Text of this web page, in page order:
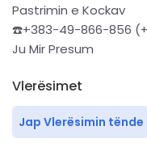
Pastrimin e Kockav
☎️+383-49-866-856
Ju Mir Presum
Vlerësimet
Jap Vlerësimin tënde